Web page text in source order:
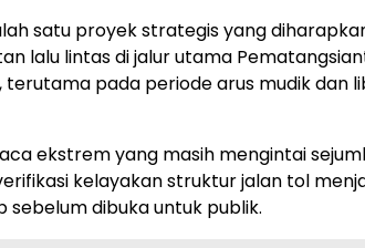
satu proyek strategis yang
lalu lintas di jalur utama
terutama pada periode arus mudik dan
ekstrem yang masih mengintai
kelayakan struktur jalan tol
sebelum dibuka untuk publik.